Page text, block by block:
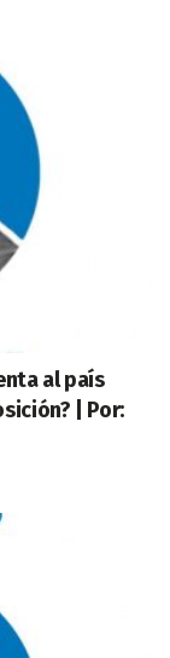
al país
| Por: